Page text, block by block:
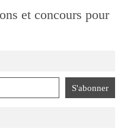
et concours pour